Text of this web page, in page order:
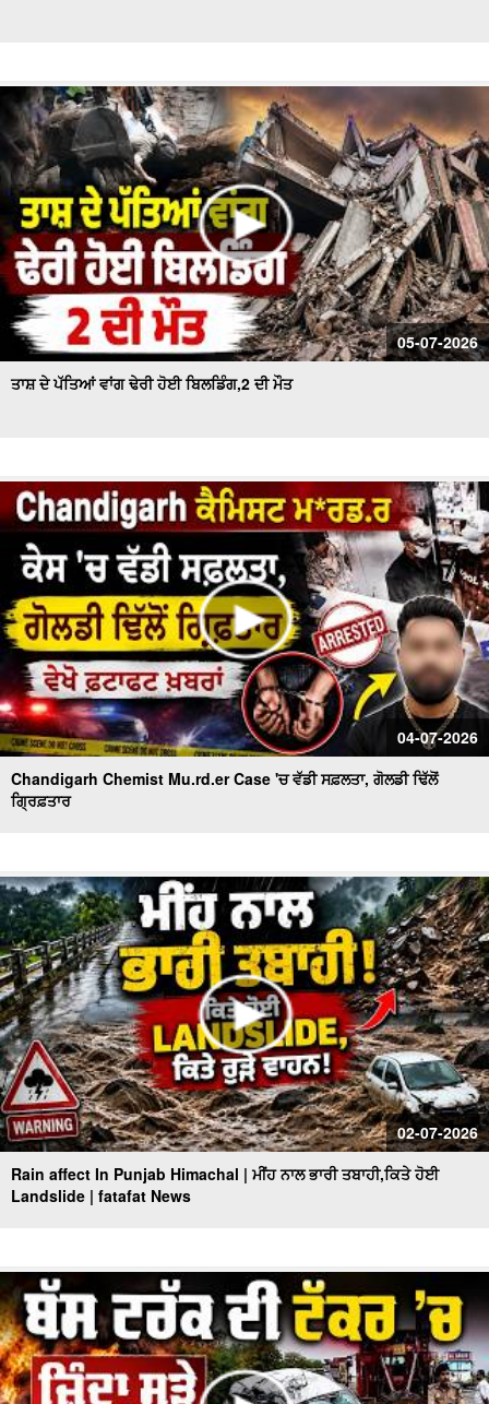
05-07-2026
ਤਾਸ਼ ਦੇ ਪੱਤਿਆਂ ਵਾਂਗ ਢੇਰੀ ਹੋਈ ਬਿਲਡਿੰਗ,2 ਦੀ ਮੌਤ
04-07-2026
Chandigarh Chemist Mu.rd.er Case 'ਚ ਵੱਡੀ ਸਫ਼ਲਤਾ, ਗੋਲਡੀ ਢਿੱਲੋਂ
ਗ੍ਰਿਫ਼ਤਾਰ
02-07-2026
Rain affect In Punjab Himachal | ਮੀਂਹ ਨਾਲ ਭਾਰੀ ਤਬਾਹੀ,ਕਿਤੇ ਹੋਈ
Landslide | fatafat News